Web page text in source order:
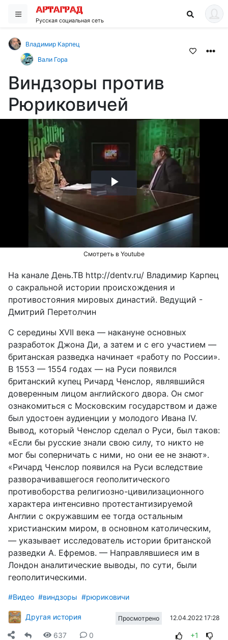
Русская социальная сеть
Владимир Карпец
Вали Гора
Виндзоры против
Рюриковичей
Воспроизвести
видео
Смотреть в Youtube
На канале День.ТВ http://dentv.ru/ Владимир Карпец
о сакральной истории происхождения и
противостояния мировых династий. Ведущий -
Дмитрий Перетолчин
С середины XVII века — накануне основных
разработок Джона Ди, а затем и с его участием —
британская разведка начинает «работу по России».
В 1553 — 1554 годах — на Руси появился
британский купец Ричард Ченслор, являвшийся
доверенным лицом английского двора. Он смог
ознакомиться с Московским государством и даже
был удостоен аудиенции у молодого Ивана IV.
Вывод, который Ченслор сделал о Руси, был таков:
«Если бы русские знали свою силу, то никто не
мог бы соперничать с ними, но они ее не знают».
«Ричард Ченслор появился на Руси вследствие
разворачивавшегося геополитического
противоборства религиозно-цивилизационного
характера интенсивно протестантизируемой
Англии с окружавшим ее тогда остальным
христианским миром, в основном католическим,
— указывает исследователь истории британской
разведки А. Ефремов. — Направлявшиеся им в
Лондон аналитические выводы, по сути, были
геополитическими.
#Видео #виндзоры #рюриковичи
Другая история Просмотрено 12.04.2022 17:28
637 0 +1